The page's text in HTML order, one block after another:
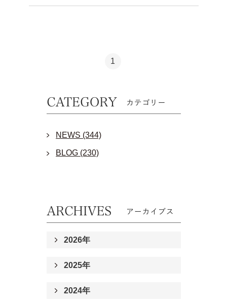
1
NEWS (344)
BLOG (230)
2026年
2025年
2024年